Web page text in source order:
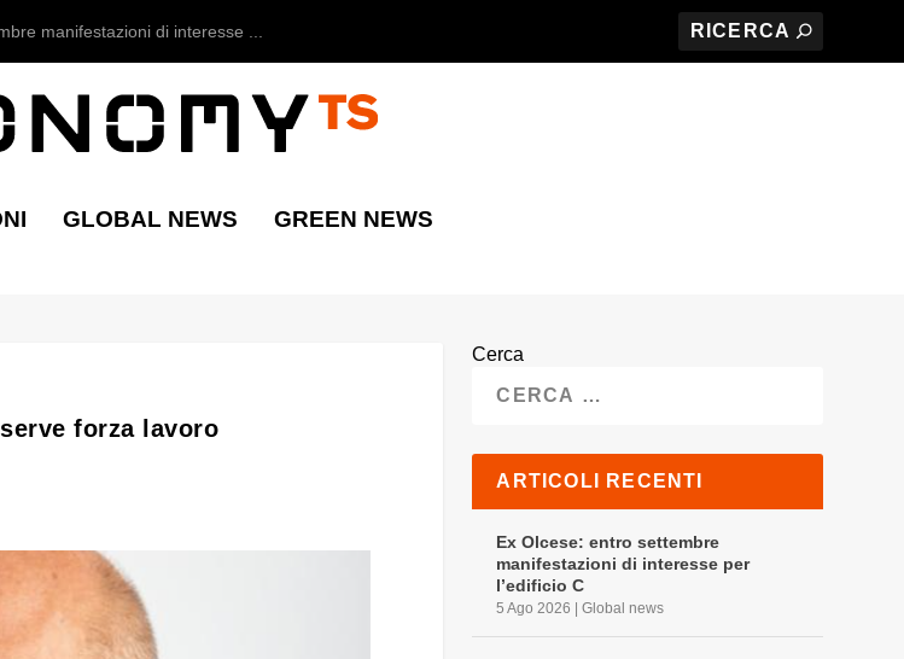
manifestazioni di interesse ...
GLOBAL NEWS GREEN NEWS
forza lavoro
Cerca
ARTICOLI RECENTI
Ex Olcese: entro settembre
manifestazioni di interesse per
l’edificio C
5 Ago 2026 |Global news